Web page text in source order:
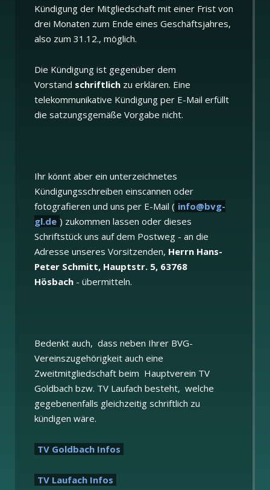
Kündigung der Mitgliedschaft mit einer Frist von
drei Monaten zum Ende eines Geschäftsjahres,
also zum 31.12., möglich.
Die Kündigung ist gegenüber dem
Vorstand schriftlich zu erklären. Eine
telekommunikative Kündigung per E-Mail erfüllt
die satzungsgemäße Vorgabe nicht.
Ihr könnt aber ein unterzeichnetes
Kündigungsschreiben einscannen oder
fotografieren und uns per E-Mail ( info@bvg-
gl.de ) zukommen lassen oder dieses
Schriftstück uns auf dem Postweg - an die
Adresse unseres Vorsitzenden, Herrn Hans-
Peter Schmitt, Hauptstr. 5, 63768
Hösbach - übermitteln.
Bedenkt auch, dass neben Ihrer BVG-
Vereinszugehörigkeit auch eine
Zweitmitgliedschaft beim Hauptverein TV
Goldbach bzw. TV Laufach besteht, welche
gegebenenfalls gleichzeitig schriftlich zu
kündigen wäre.
TV Goldbach Infos
TV Laufach Infos